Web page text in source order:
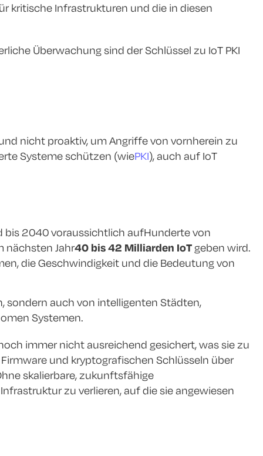
kritische Infrastrukturen und die in diesen
Überwachung sind der Schlüssel zu IoT PKI
nicht proaktiv, um Angriffe von vornherein zu
Systeme schützen (wiePKI), auch auf IoT
bis 2040 voraussichtlich aufHunderte von
nächsten Jahr40 bis 42 Milliarden IoT geben wird.
die Geschwindigkeit und die Bedeutung von
sondern auch von intelligenten Städten,
Systemen.
immer nicht ausreichend gesichert, was sie zu
und kryptografischen Schlüsseln über
skalierbare, zukunftsfähige
zu verlieren, auf die sie angewiesen